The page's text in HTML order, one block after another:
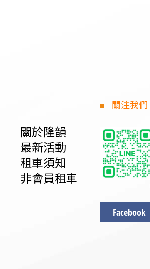
關於隆韻
最新活動
租車須知
非會員租車
關注我們
Facebook